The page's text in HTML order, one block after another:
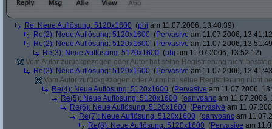
Re: Neue Auflösung: 5120x1600 (phj am 11.07.2006, 13:40:39)
Re(2): Neue Auflösung: 5120x1600 (Pervasive am 11.07.2006,
Re(2): Neue Auflösung: 5120x1600 (Pervasive am 11.07.2006,
Re(3): Neue Auflösung: 5120x1600 (phj am 11.07.2006, 13:52:12)
Vom Autor zurückgezogen oder Autor hat seine Registrierung nicht
Re(2): Neue Auflösung: 5120x1600 (Pervasive am 11.07.2006,
Vom Autor zurückgezogen oder Autor hat seine Registrierung nicht
Re(4): Neue Auflösung: 5120x1600 (Pervasive am 11.07.2006,
Re(5): Neue Auflösung: 5120x1600 (oanvoanc am 11.07.2006,
Re(6): Neue Auflösung: 5120x1600 (Pervasive am
Re(7): Neue Auflösung: 5120x1600 (oanvoanc am
Re(8): Neue Auflösung: 5120x1600 (Pervasive am